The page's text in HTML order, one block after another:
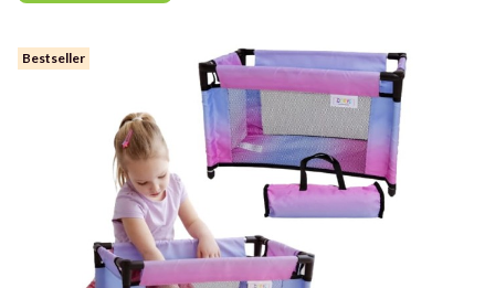
Bestseller